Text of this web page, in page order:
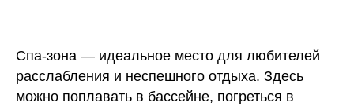
Спа-зона — идеальное место для любителей
расслабления и неспешного отдыха. Здесь
можно поплавать в бассейне, погреться в